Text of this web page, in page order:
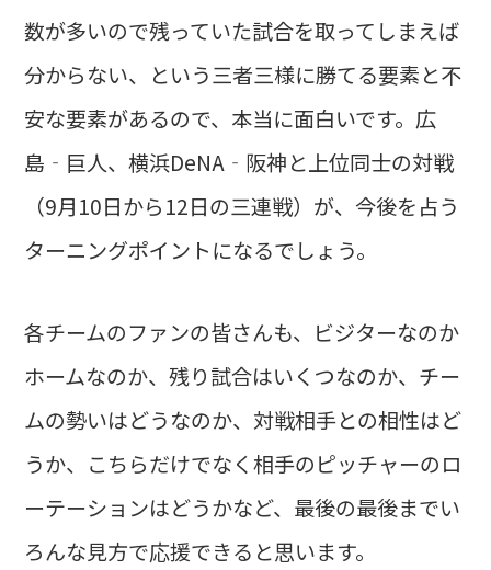
数が多いので残っていた試合を取ってしまえば
分からない、という三者三様に勝てる要素と不
安な要素があるので、本当に面白いです。広
島‐巨人、横浜DeNA‐阪神と上位同士の対戦
（9月10日から12日の三連戦）が、今後を占う
ターニングポイントになるでしょう。
各チームのファンの皆さんも、ビジターなのか
ホームなのか、残り試合はいくつなのか、チー
ムの勢いはどうなのか、対戦相手との相性はど
うか、こちらだけでなく相手のピッチャーのロ
ーテーションはどうかなど、最後の最後までい
ろんな見方で応援できると思います。